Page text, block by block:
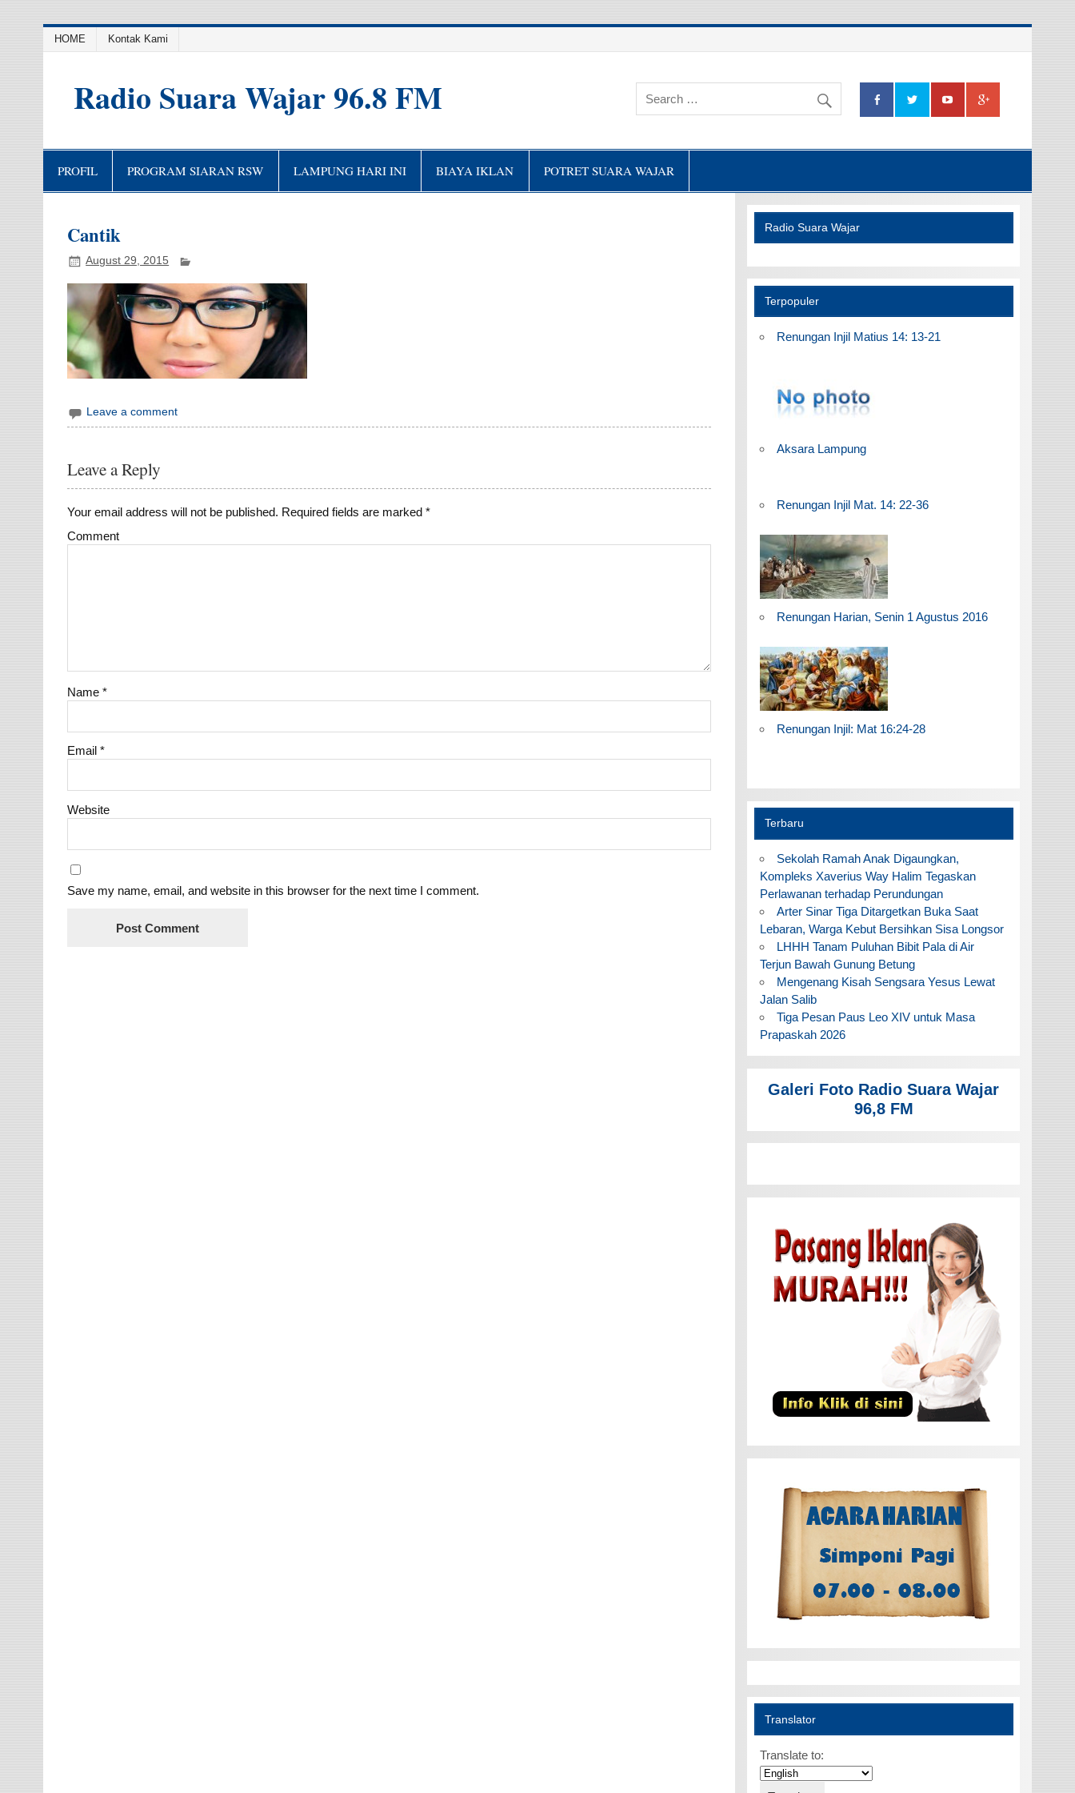
HOME Kontak Kami
Radio Suara Wajar 96.8 FM
PROFIL PROGRAM SIARAN RSW LAMPUNG HARI INI BIAYA IKLAN POTRET SUARA WAJAR
Cantik
August 29, 2015
Leave a comment
Leave a Reply
Your email address will not be published. Required fields are marked*
Comment
Name*
Email*
Website
Save my name, email, and website in this browser for the next time I comment.
Radio Suara Wajar
Terpopuler
Renungan Injil Matius 14: 13-21
Aksara Lampung
Renungan Injil Mat. 14: 22-36
Renungan Harian, Senin 1 Agustus 2016
Renungan Injil: Mat 16:24-28
Terbaru
Sekolah Ramah Anak Digaungkan,
Kompleks Xaverius Way Halim Tegaskan
Perlawanan terhadap Perundungan
Arter Sinar Tiga Ditargetkan Buka Saat
Lebaran, Warga Kebut Bersihkan Sisa Longsor
LHHH Tanam Puluhan Bibit Pala di Air
Terjun Bawah Gunung Betung
Mengenang Kisah Sengsara Yesus Lewat
Jalan Salib
Tiga Pesan Paus Leo XIV untuk Masa
Prapaskah 2026
Galeri Foto Radio Suara Wajar
96,8 FM
Translator
Translate to: